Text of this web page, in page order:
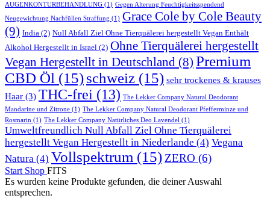
AUGENKONTURBEHANDLUNG (1) Gegen Alterung Feuchtigkeitsspendend
Neugewichtung Nachfüllen Straffung (1) Grace Cole by Cole Beauty
(9) India (2) Null Abfall Ziel Ohne Tierquälerei hergestellt Vegan Enthält
Alkohol Hergestellt in Israel (2) Ohne Tierquälerei hergestellt
Vegan Hergestellt in Deutschland (8) Premium
CBD Öl (15)schweiz (15) sehr trockenes & krauses
Haar (3) THC-frei (13) The Lekker Company Natural Deodorant
Mandarine und Zitrone (1) The Lekker Company Natural Deodorant Pfefferminze und
Rosmarin (1) The Lekker Company Natürliches Deo Lavendel (1)
Umweltfreundlich Null Abfall Ziel Ohne Tierquälerei
hergestellt Vegan Hergestellt in Niederlande (4) Vegana
Natura (4) Vollspektrum (15) ZERO (6)
Start Shop FITS
Es wurden keine Produkte gefunden, die deiner Auswahl
entsprechen.